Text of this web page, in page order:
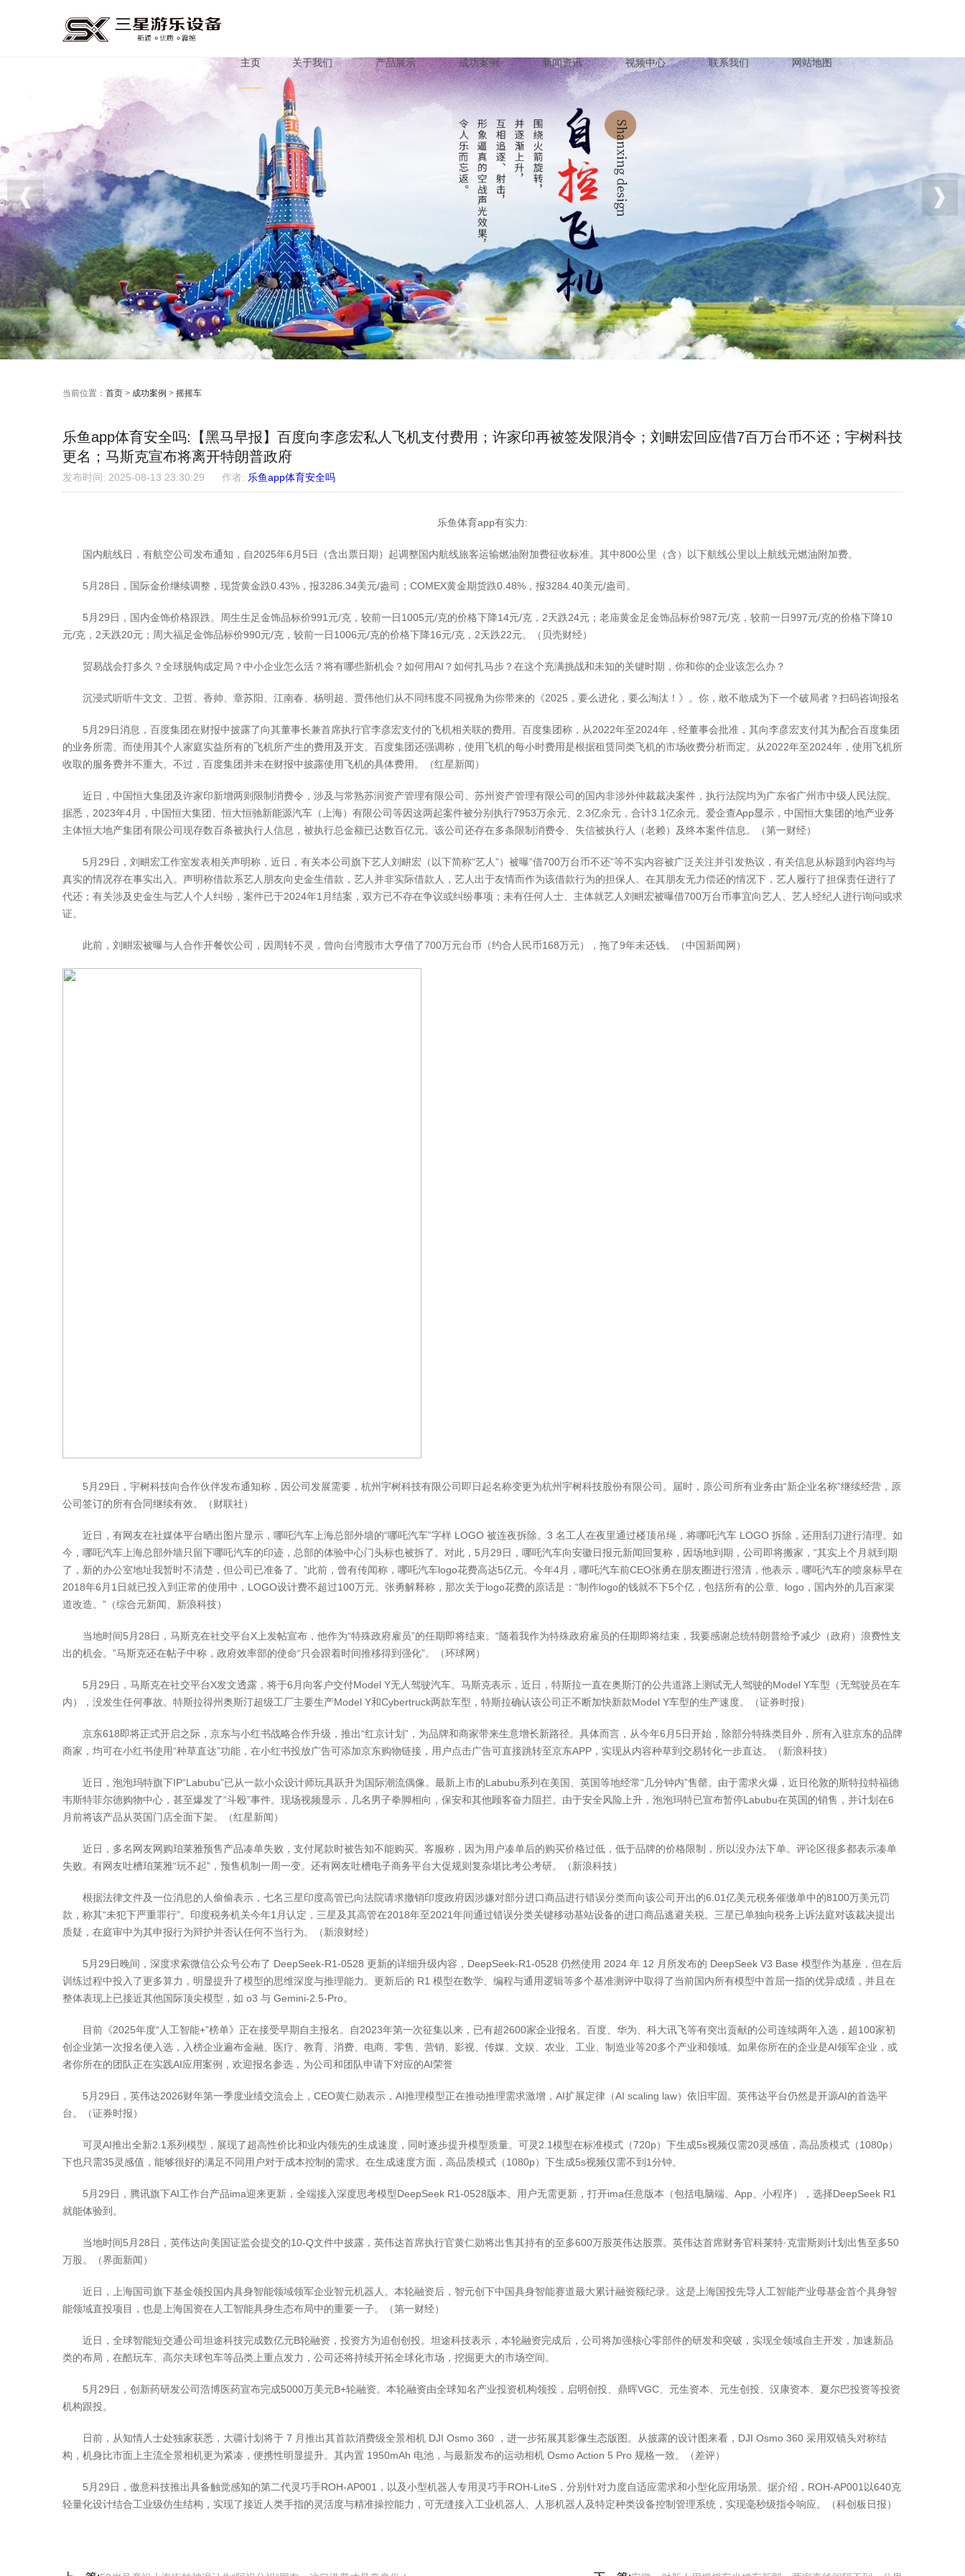
关于我们 产品展示 成功案例 新闻资讯 视频中心 联系我们 网站地图
当前位置： 首页 > 成功案例 > 摇摇车
乐鱼app体育安全吗:【黑马早报】百度向李彦宏私人飞机支付费用；许家印再被签发限消令；刘畊宏回应借7百万台币不还；宇树科技
更名；马斯克宣布将离开特朗普政府
发布时间: 2025-08-13 23:30:29 作者: 乐鱼app体育安全吗
乐鱼体育app有实力:
国内航线日，有航空公司发布通知，自2025年6月5日（含出票日期）起调整国内航线旅客运输燃油附加费征收标准。其中800公里（含）以下航线公里以上航线元燃油附加费。
5月28日，国际金价继续调整，现货黄金跌0.43%，报3286.34美元/盎司；COMEX黄金期货跌0.48%，报3284.40美元/盎司。
5月29日，国内金饰价格跟跌。周生生足金饰品标价991元/克，较前一日1005元/克的价格下降14元/克，2天跌24元；老庙黄金足金饰品标价987元/克，较前一日997元/克的价格下降10
元/克，2天跌20元；周大福足金饰品标价990元/克，较前一日1006元/克的价格下降16元/克，2天跌22元。（贝壳财经）
贸易战会打多久？全球脱钩成定局？中小企业怎么活？将有哪些新机会？如何用AI？如何扎马步？在这个充满挑战和未知的关键时期，你和你的企业该怎么办？
沉浸式听听牛文文、卫哲、香帅、章苏阳、江南春、杨明超、贾伟他们从不同纬度不同视角为你带来的《2025，要么进化，要么淘汰！》。你，敢不敢成为下一个破局者？扫码咨询报名
5月29日消息，百度集团在财报中披露了向其董事长兼首席执行官李彦宏支付的飞机相关联的费用。百度集团称，从2022年至2024年，经董事会批准，其向李彦宏支付其为配合百度集团
的业务所需、而使用其个人家庭实益所有的飞机所产生的费用及开支。百度集团还强调称，使用飞机的每小时费用是根据租赁同类飞机的市场收费分析而定。从2022年至2024年，使用飞机所
收取的服务费并不重大。不过，百度集团并未在财报中披露使用飞机的具体费用。（红星新闻）
近日，中国恒大集团及许家印新增两则限制消费令，涉及与常熟苏润资产管理有限公司、苏州资产管理有限公司的国内非涉外仲裁裁决案件，执行法院均为广东省广州市中级人民法院。
据悉，2023年4月，中国恒大集团、恒大恒驰新能源汽车（上海）有限公司等因这两起案件被分别执行7953万余元、2.3亿余元，合计3.1亿余元。爱企查App显示，中国恒大集团的地产业务
主体恒大地产集团有限公司现存数百条被执行人信息，被执行总金额已达数百亿元。该公司还存在多条限制消费令、失信被执行人（老赖）及终本案件信息。（第一财经）
5月29日，刘畊宏工作室发表相关声明称，近日，有关本公司旗下艺人刘畊宏（以下简称“艺人”）被曝“借700万台币不还”等不实内容被广泛关注并引发热议，有关信息从标题到内容均与
真实的情况存在事实出入。声明称借款系艺人朋友向史金生借款，艺人并非实际借款人，艺人出于友情而作为该借款行为的担保人。在其朋友无力偿还的情况下，艺人履行了担保责任进行了
代还；有关涉及史金生与艺人个人纠纷，案件已于2024年1月结案，双方已不存在争议或纠纷事项；未有任何人士、主体就艺人刘畊宏被曝借700万台币事宜向艺人、艺人经纪人进行询问或求
证。
此前，刘畊宏被曝与人合作开餐饮公司，因周转不灵，曾向台湾股市大亨借了700万元台币（约合人民币168万元），拖了9年未还钱。（中国新闻网）
5月29日，宇树科技向合作伙伴发布通知称，因公司发展需要，杭州宇树科技有限公司即日起名称变更为杭州宇树科技股份有限公司。届时，原公司所有业务由“新企业名称”继续经营，原
公司签订的所有合同继续有效。（财联社）
近日，有网友在社媒体平台晒出图片显示，哪吒汽车上海总部外墙的“哪吒汽车”字样 LOGO 被连夜拆除。3 名工人在夜里通过楼顶吊绳，将哪吒汽车 LOGO 拆除，还用刮刀进行清理。如
今，哪吒汽车上海总部外墙只留下哪吒汽车的印迹，总部的体验中心门头标也被拆了。对此，5月29日，哪吒汽车向安徽日报元新闻回复称，因场地到期，公司即将搬家，“其实上个月就到期
了，新的办公室地址我暂时不清楚，但公司已准备了。”此前，曾有传闻称，哪吒汽车logo花费高达5亿元。今年4月，哪吒汽车前CEO张勇在朋友圈进行澄清，他表示，哪吒汽车的喷泉标早在
2018年6月1日就已投入到正常的使用中，LOGO设计费不超过100万元。张勇解释称，那次关于logo花费的原话是：“制作logo的钱就不下5个亿，包括所有的公章、logo，国内外的几百家渠
道改造。”（综合元新闻、新浪科技）
当地时间5月28日，马斯克在社交平台X上发帖宣布，他作为“特殊政府雇员”的任期即将结束。“随着我作为特殊政府雇员的任期即将结束，我要感谢总统特朗普给予减少（政府）浪费性支
出的机会。”马斯克还在帖子中称，政府效率部的使命“只会跟着时间推移得到强化”。（环球网）
5月29日，马斯克在社交平台X发文透露，将于6月向客户交付Model Y无人驾驶汽车。马斯克表示，近日，特斯拉一直在奥斯汀的公共道路上测试无人驾驶的Model Y车型（无驾驶员在车
内），没发生任何事故。特斯拉得州奥斯汀超级工厂主要生产Model Y和Cybertruck两款车型，特斯拉确认该公司正不断加快新款Model Y车型的生产速度。（证券时报）
京东618即将正式开启之际，京东与小红书战略合作升级，推出“红京计划”，为品牌和商家带来生意增长新路径。具体而言，从今年6月5日开始，除部分特殊类目外，所有入驻京东的品牌
商家，均可在小红书使用“种草直达”功能，在小红书投放广告可添加京东购物链接，用户点击广告可直接跳转至京东APP，实现从内容种草到交易转化一步直达。（新浪科技）
近日，泡泡玛特旗下IP“Labubu”已从一款小众设计师玩具跃升为国际潮流偶像。最新上市的Labubu系列在美国、英国等地经常“几分钟内”售罄。由于需求火爆，近日伦敦的斯特拉特福德
韦斯特菲尔德购物中心，甚至爆发了“斗殴”事件。现场视频显示，几名男子拳脚相向，保安和其他顾客奋力阻拦。由于安全风险上升，泡泡玛特已宣布暂停Labubu在英国的销售，并计划在6
月前将该产品从英国门店全面下架。（红星新闻）
近日，多名网友网购珀莱雅预售产品凑单失败，支付尾款时被告知不能购买。客服称，因为用户凑单后的购买价格过低，低于品牌的价格限制，所以没办法下单。评论区很多都表示凑单
失败。有网友吐槽珀莱雅“玩不起”，预售机制一周一变。还有网友吐槽电子商务平台大促规则复杂堪比考公考研。（新浪科技）
根据法律文件及一位消息的人偷偷表示，七名三星印度高管已向法院请求撤销印度政府因涉嫌对部分进口商品进行错误分类而向该公司开出的6.01亿美元税务催缴单中的8100万美元罚
款，称其“未犯下严重罪行”。印度税务机关今年1月认定，三星及其高管在2018年至2021年间通过错误分类关键移动基站设备的进口商品逃避关税。三星已单独向税务上诉法庭对该裁决提出
质疑，在庭审中为其申报行为辩护并否认任何不当行为。（新浪财经）
5月29日晚间，深度求索微信公众号公布了 DeepSeek-R1-0528 更新的详细升级内容，DeepSeek-R1-0528 仍然使用 2024 年 12 月所发布的 DeepSeek V3 Base 模型作为基座，但在后
训练过程中投入了更多算力，明显提升了模型的思维深度与推理能力。更新后的 R1 模型在数学、编程与通用逻辑等多个基准测评中取得了当前国内所有模型中首屈一指的优异成绩，并且在
整体表现上已接近其他国际顶尖模型，如 o3 与 Gemini-2.5-Pro。
目前《2025年度“人工智能+”榜单》正在接受早期自主报名。自2023年第一次征集以来，已有超2600家企业报名。百度、华为、科大讯飞等有突出贡献的公司连续两年入选，超100家初
创企业第一次报名便入选，入榜企业遍布金融、医疗、教育、消费、电商、零售、营销、影视、传媒、文娱、农业、工业、制造业等20多个产业和领域。如果你所在的企业是AI领军企业，或
者你所在的团队正在实践AI应用案例，欢迎报名参选，为公司和团队申请下对应的AI荣誉
5月29日，英伟达2026财年第一季度业绩交流会上，CEO黄仁勋表示，AI推理模型正在推动推理需求激增，AI扩展定律（AI scaling law）依旧牢固。英伟达平台仍然是开源AI的首选平
台。（证券时报）
可灵AI推出全新2.1系列模型，展现了超高性价比和业内领先的生成速度，同时逐步提升模型质量。可灵2.1模型在标准模式（720p）下生成5s视频仅需20灵感值，高品质模式（1080p）
下也只需35灵感值，能够很好的满足不同用户对于成本控制的需求。在生成速度方面，高品质模式（1080p）下生成5s视频仅需不到1分钟。
5月29日，腾讯旗下AI工作台产品ima迎来更新，全端接入深度思考模型DeepSeek R1-0528版本。用户无需更新，打开ima任意版本（包括电脑端、App、小程序），选择DeepSeek R1
就能体验到。
当地时间5月28日，英伟达向美国证监会提交的10-Q文件中披露，英伟达首席执行官黄仁勋将出售其持有的至多600万股英伟达股票。英伟达首席财务官科莱特·克雷斯则计划出售至多50
万股。（界面新闻）
近日，上海国司旗下基金领投国内具身智能领域领军企业智元机器人。本轮融资后，智元创下中国具身智能赛道最大累计融资额纪录。这是上海国投先导人工智能产业母基金首个具身智
能领域直投项目，也是上海国资在人工智能具身生态布局中的重要一子。（第一财经）
近日，全球智能短交通公司坦途科技完成数亿元B轮融资，投资方为追创创投。坦途科技表示，本轮融资完成后，公司将加强核心零部件的研发和突破，实现全领域自主开发，加速新品
类的布局，在酷玩车、高尔夫球包车等品类上重点发力，公司还将持续开拓全球化市场，挖掘更大的市场空间。
5月29日，创新药研发公司浩博医药宣布完成5000万美元B+轮融资。本轮融资由全球知名产业投资机构领投，启明创投、鼎晖VGC、元生资本、元生创投、汉康资本、夏尔巴投资等投资
机构跟投。
日前，从知情人士处独家获悉，大疆计划将于 7 月推出其首款消费级全景相机 DJI Osmo 360 ，进一步拓展其影像生态版图。从披露的设计图来看，DJI Osmo 360 采用双镜头对称结
构，机身比市面上主流全景相机更为紧凑，便携性明显提升。其内置 1950mAh 电池，与最新发布的运动相机 Osmo Action 5 Pro 规格一致。（差评）
5月29日，傲意科技推出具备触觉感知的第二代灵巧手ROH-AP001，以及小型机器人专用灵巧手ROH-LiteS，分别针对力度自适应需求和小型化应用场景。据介绍，ROH-AP001以640克
轻量化设计结合工业级仿生结构，实现了接近人类手指的灵活度与精准操控能力，可无缝接入工业机器人、人形机器人及特定种类设备控制管理系统，实现毫秒级指令响应。（科创板日报）